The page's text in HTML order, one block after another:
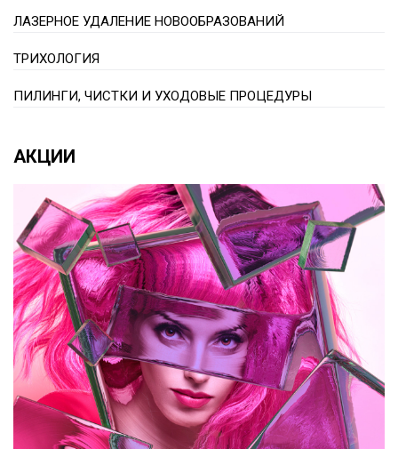
ЛАЗЕРНОЕ УДАЛЕНИЕ НОВООБРАЗОВАНИЙ
ТРИХОЛОГИЯ
ПИЛИНГИ, ЧИСТКИ И УХОДОВЫЕ ПРОЦЕДУРЫ
АКЦИИ